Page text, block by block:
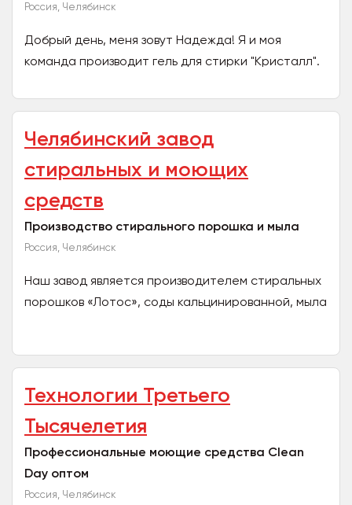
Россия, Челябинск
Добрый день, меня зовут Надежда! Я и моя
команда производит гель для стирки "Кристалл".
собственный...
Челябинский завод
стиральных и моющих
средств
Производство стирального порошка и мыла
Россия, Челябинск
Наш завод является производителем стиральных
порошков «Лотос», соды кальцинированной, мыла
Технологии Третьего
Тысячелетия
Профессиональные моющие средства Clean
Day оптом
Россия, Челябинск